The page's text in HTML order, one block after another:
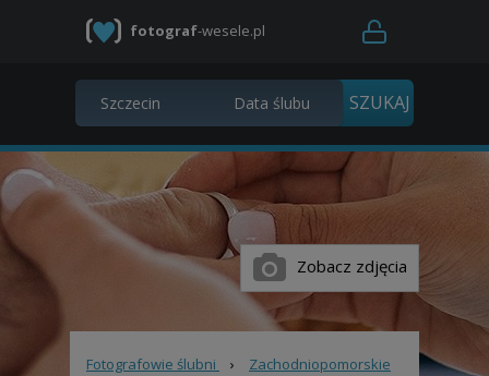
fotograf-wesele.pl
Zobacz zdjęcia
Fotografowie ślubni ›
Zachodniopomorskie